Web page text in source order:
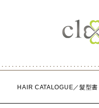
HAIR CATALOGUE／髮型書